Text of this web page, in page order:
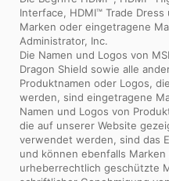
Interface, HDMI™ Trade
Marken oder eingetragene
Administrator, Inc.
Die Namen und Logos von
Dragon Shield sowie alle
Produktnamen oder Logos,
werden, sind eingetragene
Namen und Logos von
die auf unserer Website
verwendet werden, sind das
und können ebenfalls
urheberrechtlich geschützte